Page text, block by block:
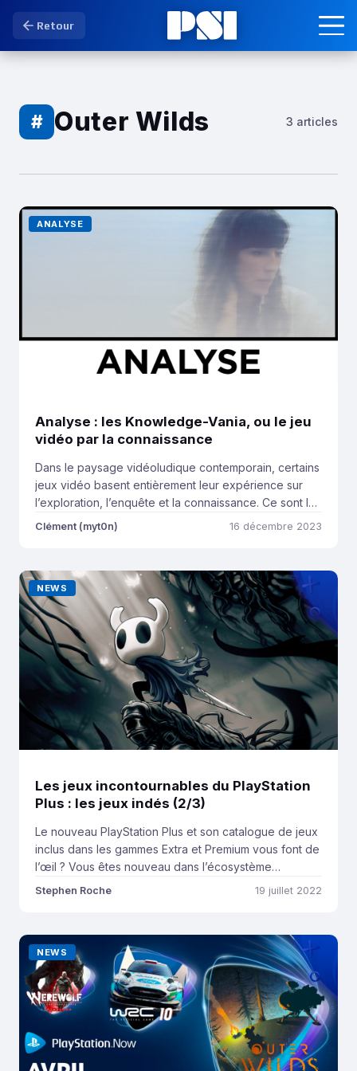
Retour
# Outer Wilds 3 articles
ANALYSE
Analyse : les Knowledge-Vania, ou le jeu
vidéo par la connaissance
Dans le paysage vidéoludique contemporain, certains
jeux vidéo basent entièrement leur expérience sur
l’exploration, l’enquête et la connaissance. Ce sont les
Knowledge-Vania. Aussi rares que complexes, ils sont
nous allons voir les éléments qui définissent le genre
pour ensuite essayer […]
Clément (myt0n) 16 décembre 2023
NEWS
Les jeux incontournables du PlayStation
Plus : les jeux indés (2/3)
Le nouveau PlayStation Plus et son catalogue de jeux
inclus dans les gammes Extra et Premium vous font de
l’œil ? Vous êtes nouveau dans l’écosystème
PlayStation et vous vous demandez si le récent
article, vous […]
Stephen Roche 19 juillet 2022
NEWS